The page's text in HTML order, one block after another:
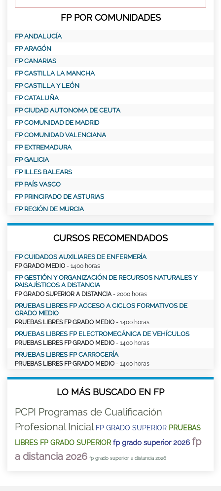
FP POR COMUNIDADES
FP ANDALUCÍA
FP ARAGÓN
FP CANARIAS
FP CASTILLA LA MANCHA
FP CASTILLA Y LEÓN
FP CATALUÑA
FP CIUDAD AUTONOMA DE CEUTA
FP COMUNIDAD DE MADRID
FP COMUNIDAD VALENCIANA
FP EXTREMADURA
FP GALICIA
FP ILLES BALEARS
FP PAÍS VASCO
FP PRINCIPADO DE ASTURIAS
FP REGIÓN DE MURCIA
CURSOS RECOMENDADOS
FP CUIDADOS AUXILIARES DE ENFERMERÍA
FP GRADO MEDIO - 1400 horas
FP GESTIÓN Y ORGANIZACIÓN DE RECURSOS NATURALES Y
PAISAJÍSTICOS A DISTANCIA
FP GRADO SUPERIOR A DISTANCIA- 2000 horas
PRUEBAS LIBRES FP ACCESO A CICLOS FORMATIVOS DE
GRADO MEDIO
PRUEBAS LIBRES FP GRADO MEDIO - 1400 horas
PRUEBAS LIBRES FP ELECTROMECÁNICA DE VEHÍCULOS
PRUEBAS LIBRES FP GRADO MEDIO - 1400 horas
PRUEBAS LIBRES FP CARROCERÍA
PRUEBAS LIBRES FP GRADO MEDIO - 1400 horas
LO MÁS BUSCADO EN FP
PCPI Programas de Cualificación
Profesional Inicial FP GRADO SUPERIOR PRUEBAS
LIBRES FP GRADO SUPERIOR fp grado superior 2026 fp
a distancia 2026 fp grado superior a distancia 2026